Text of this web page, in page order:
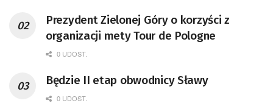
Prezydent Zielonej Góry o korzyści z
organizacji mety Tour de Pologne
0 UDOST.
Będzie II etap obwodnicy Sławy
0 UDOST.